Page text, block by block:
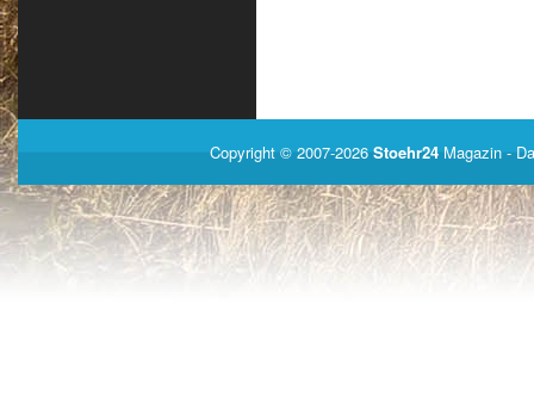
Copyright © 2007-2026 Stoehr24 Magazin -